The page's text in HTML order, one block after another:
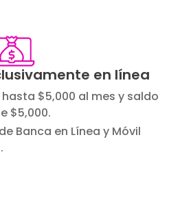
en línea
$5,000 al mes y saldo
$5,000.
Banca en Línea y Móvil